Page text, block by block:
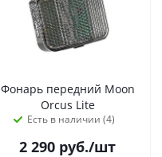
Фонарь передний Moon
Orcus Lite
Есть в наличии (4)
2 290 руб./шт